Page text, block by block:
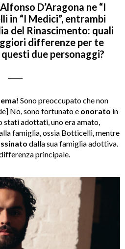
D’Aragona ne “I
in “I Medici”, entrambi
del Rinascimento: quali
differenze per te
due personaggi?
! Sono preoccupato che non
No, sono fortunato e onorato in
stati adottati, uno era amato,
famiglia, ossia Botticelli, mentre
dalla sua famiglia adottiva.
principale.